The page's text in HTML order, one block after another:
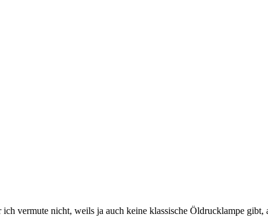
vermute nicht, weils ja auch keine klassische Öldrucklampe gibt,